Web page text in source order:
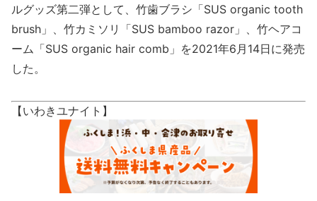
ルグッズ第二弾として、竹歯ブラシ「SUS organic tooth
brush」、竹カミソリ「SUS bamboo razor」、竹ヘアコ
ーム「SUS organic hair comb」を2021年6月14日に発売
した。
【いわきユナイト】